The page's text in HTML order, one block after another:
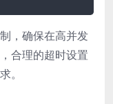
，确保在高并发
合理的超时设置
。